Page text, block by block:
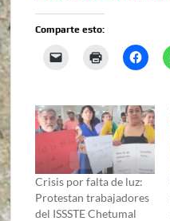
Comparte esto:
Crisis por falta de luz:
Protestan trabajadores
del ISSSTE Chetumal